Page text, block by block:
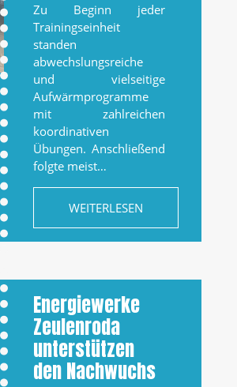
Zu Beginn jeder
Trainingseinheit
standen
abwechslungsreiche
und vielseitige
Aufwärmprogramme
mit zahlreichen
koordinativen
Übungen. Anschließend
folgte meist…
WEITERLESEN
Energiewerke
Zeulenroda
unterstützen
den Nachwuchs